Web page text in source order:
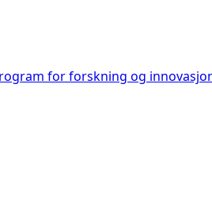
for forskning og